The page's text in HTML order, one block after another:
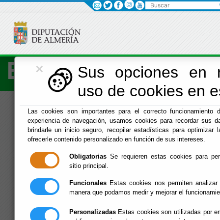
×
Sus opciones en
uso de cookies en
Las cookies son importantes para el correcto funcionamiento
experiencia de navegación, usamos cookies para recordar sus
brindarle un inicio seguro, recopilar estadísticas para optimizar
ofrecerle contenido personalizado en función de sus intereses.
ObligatoriasSe requieren estas cookies para
sitio principal.
FuncionalesEstas cookies nos permiten
manera que podamos medir y mejorar el
PersonalizadasEstas cookies son utilizadas por
Economía
Inicio -Hacienda - Agencia de Vicar
Agencia de Vicar
» Agencia del SAT en Vícar
Buscar